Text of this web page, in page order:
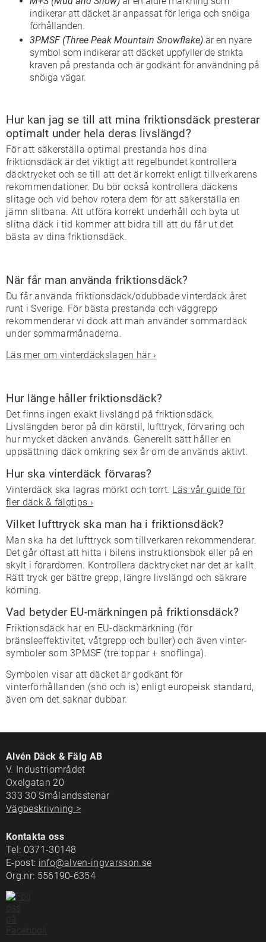
indikerar att däcket är anpassat för leriga och snöiga
förhållanden.
3PMSF (Three Peak Mountain Snowflake) är en nyare
symbol som indikerar att däcket uppfyller de strikta
kraven på prestanda och är godkänt för användning på
snöiga vägar.
Hur kan jag se till att mina friktionsdäck presterar
optimalt under hela deras livslängd?
För att säkerställa optimal prestanda hos dina
friktionsdäck är det viktigt att regelbundet kontrollera
däcktrycket och se till att det är korrekt enligt tillverkarens
rekommendationer. Du bör också kontrollera däckens
slitage och vid behov rotera dem för att säkerställa en
jämn slitbana. Att utföra korrekt underhåll och byta ut
slitna däck i tid kommer att bidra till att du får ut det
bästa av dina friktionsdäck.
När får man använda friktionsdäck?
Du får använda friktionsdäck/odubbade vinterdäck året
runt i Sverige. För bästa prestanda och väggrepp
rekommenderar vi dock att man använder sommardäck
under sommarmånaderna.
Läs mer om vinterdäckslagen här ›
Hur länge håller friktionsdäck?
Det finns ingen exakt livslängd på friktionsdäck.
Livslängden beror på din körstil, lufttryck, förvaring och
hur mycket däcken används. Generellt sätt håller en
uppsättning däck omkring sex år om de används aktivt.
Hur ska vinterdäck förvaras?
Vinterdäck ska lagras mörkt och torrt. Läs vår guide för
fler däck & fälgtips ›
Vilket lufttryck ska man ha i friktionsdäck?
Man ska ha det lufttryck som tillverkaren rekommenderar.
Det går oftast att hitta i bilens instruktionsbok eller på en
skylt i förardörren. Kontrollera däcktrycket när det är kallt.
Rätt tryck ger bättre grepp, längre livslängd och säkrare
körning.
Vad betyder EU-märkningen på friktionsdäck?
Friktionsdäck har en EU-däckmärkning (för
bränsleeffektivitet, våtgrepp och buller) och även vinter-
symboler som 3PMSF (tre toppar + snöflinga).
Symbolen visar att däcket är godkänt för
vinterförhållanden (snö och is) enligt europeisk standard,
även om det saknar dubbar.
Alvén Däck & Fälg AB
V. Industriområdet
Oxelgatan 20
333 30 Smålandsstenar
Vägbeskrivning >
Kontakta oss
Tel: 0371-30148
E-post: info@alven-ingvarsson.se
Org.nr: 556190-6354